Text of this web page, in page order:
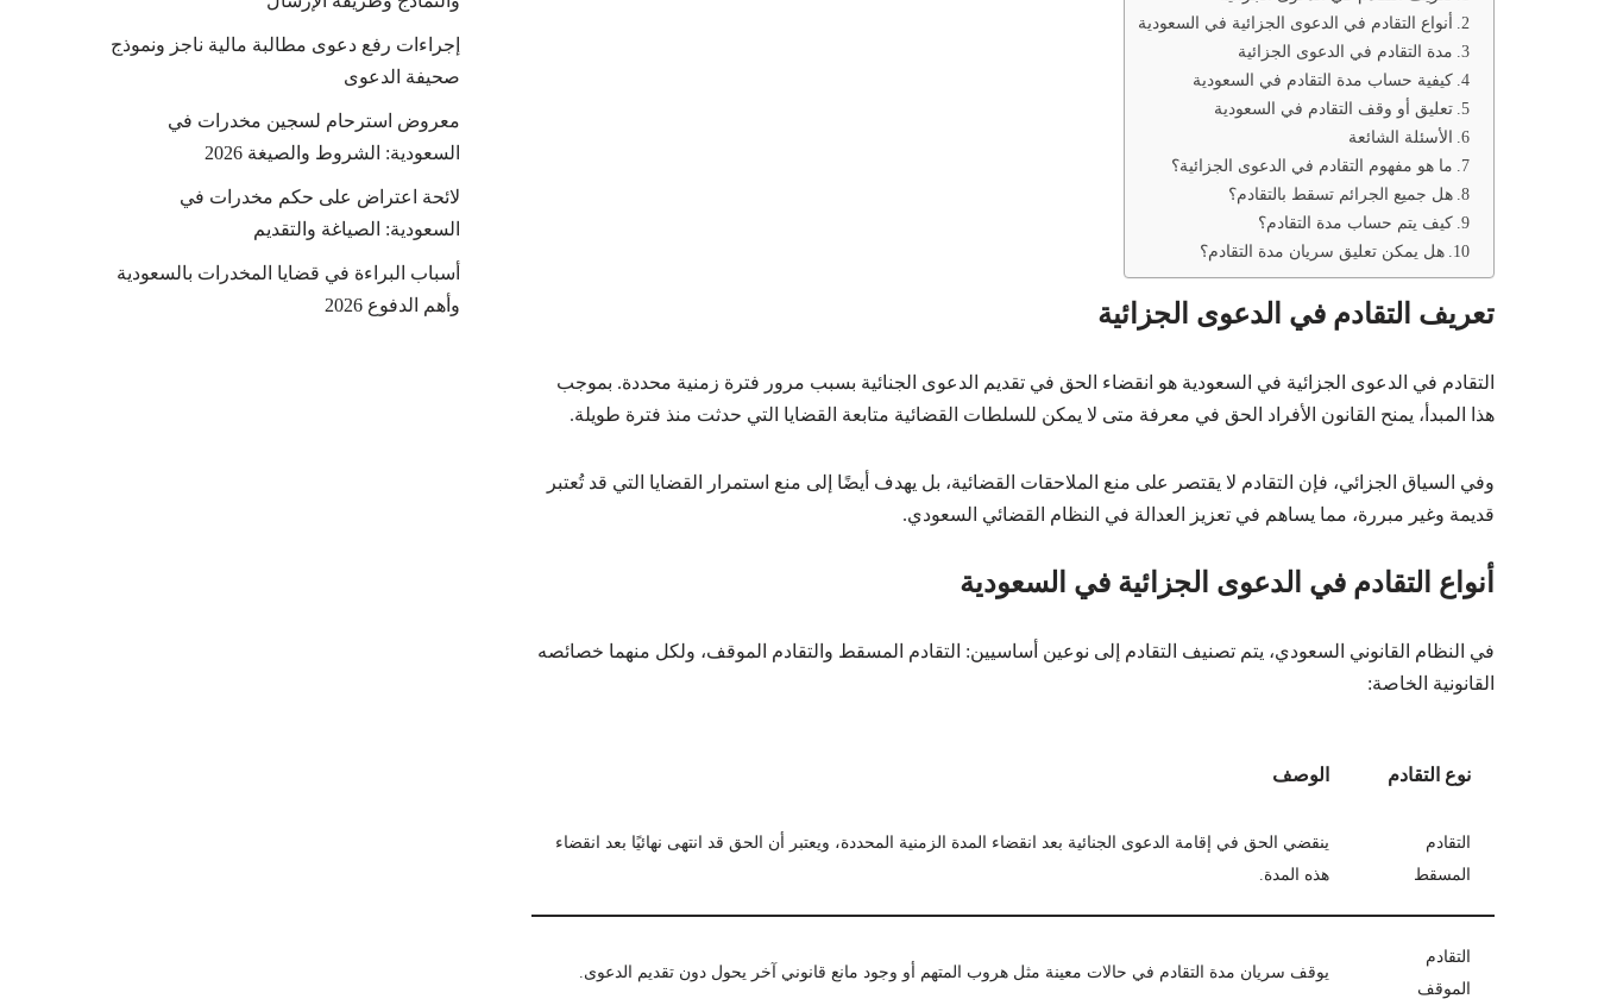
أنواع التقادم في الدعوى الجزائية في السعودية
مدة التقادم في الدعوى الجزائية
كيفية حساب مدة التقادم في السعودية
تعليق أو وقف التقادم في السعودية
الأسئلة الشائعة
ما هو مفهوم التقادم في الدعوى الجزائية؟
هل جميع الجرائم تسقط بالتقادم؟
كيف يتم حساب مدة التقادم؟
هل يمكن تعليق سريان مدة التقادم؟
تعريف التقادم في الدعوى الجزائية
التقادم في الدعوى الجزائية في السعودية هو انقضاء الحق في تقديم الدعوى الجنائية بسبب مرور فترة زمنية محددة. بموجب
هذا المبدأ، يمنح القانون الأفراد الحق في معرفة متى لا يمكن للسلطات القضائية متابعة القضايا التي حدثت منذ فترة طويلة.
وفي السياق الجزائي، فإن التقادم لا يقتصر على منع الملاحقات القضائية، بل يهدف أيضًا إلى منع استمرار القضايا التي قد تُعتبر
قديمة وغير مبررة، مما يساهم في تعزيز العدالة في النظام القضائي السعودي.
أنواع التقادم في الدعوى الجزائية في السعودية
في النظام القانوني السعودي، يتم تصنيف التقادم إلى نوعين أساسيين: التقادم المسقط والتقادم الموقف، ولكل منهما خصائصه
القانونية الخاصة:
نوع التقادم الوصف
التقادم
المسقط
ينقضي الحق في إقامة الدعوى الجنائية بعد انقضاء المدة الزمنية المحددة، ويعتبر أن الحق قد انتهى نهائيًا بعد انقضاء
هذه المدة.
التقادم
الموقف
يوقف سريان مدة التقادم في حالات معينة مثل هروب المتهم أو وجود مانع قانوني آخر يحول دون تقديم الدعوى.
إجراءات رفع دعوى مطالبة مالية ناجز ونموذج
صحيفة الدعوى
معروض استرحام لسجين مخدرات في
السعودية: الشروط والصيغة 2026
لائحة اعتراض على حكم مخدرات في
السعودية: الصياغة والتقديم
أسباب البراءة في قضايا المخدرات بالسعودية
وأهم الدفوع 2026